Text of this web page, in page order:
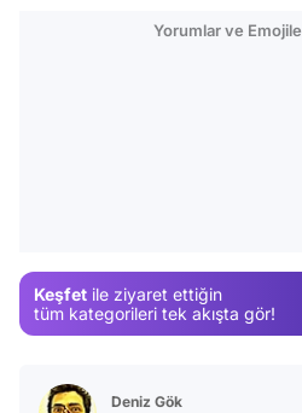
Yorumlar ve
Keşfet ile ziyaret ettiğin
tüm kategorileri tek akışta gör!
Deniz Gök